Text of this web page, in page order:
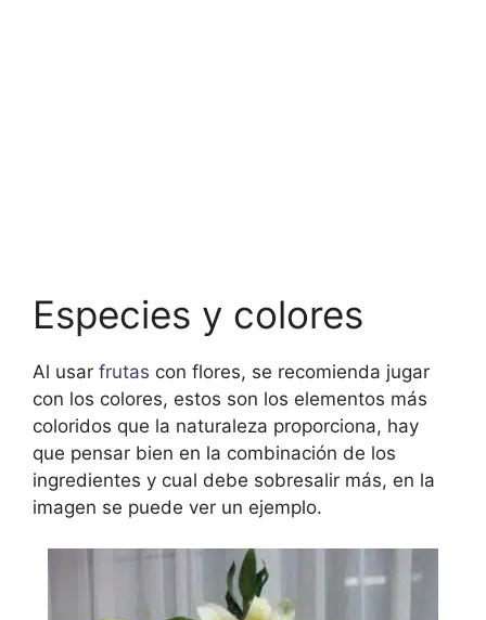
Especies y colores
Al usar frutas con flores, se recomienda jugar
con los colores, estos son los elementos más
coloridos que la naturaleza proporciona, hay
que pensar bien en la combinación de los
ingredientes y cual debe sobresalir más, en la
imagen se puede ver un ejemplo.